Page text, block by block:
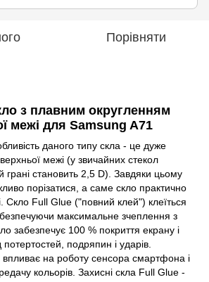
Порівняти
з плавним округленням
межі для Samsung A71
даного типу скла - це дуже
межі (у звичайних стекол
грані становить 2,5 D). Завдяки цьому
порізатися, а саме скло практично
Скло Full Glue ("повний клей") клеїться
максимальне зчеплення з
забезпечує 100 % покриття екрану і
потертостей, подряпин і ударів.
впливає на роботу сенсора смартфона і
кольорів. Захисні скла Full Glue -